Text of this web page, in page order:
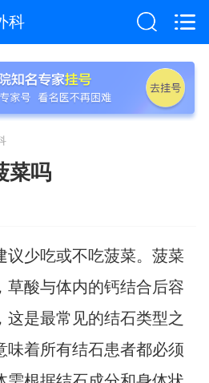
科
菜吗
议少吃或不吃菠菜。菠菜
草酸与体内的钙结合后容
这是最常见的结石类型之
味着所有结石患者都必须